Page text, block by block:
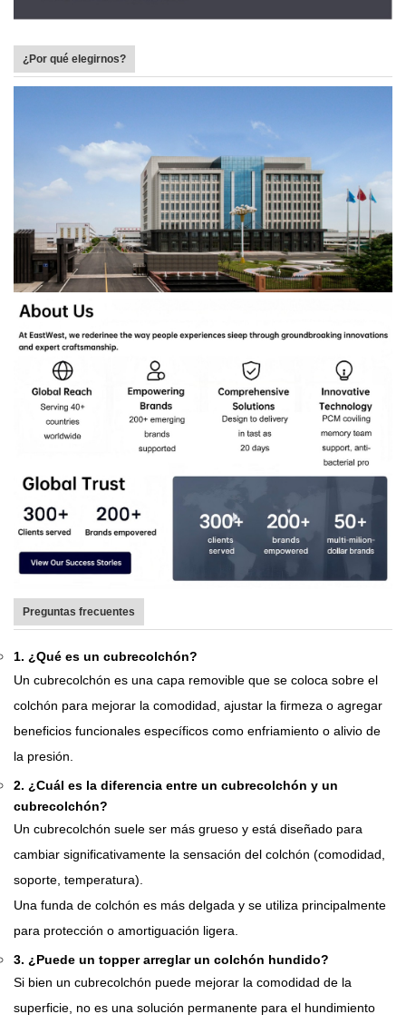
¿Por qué elegirnos?
Preguntas frecuentes
1. ¿Qué es un cubrecolchón?
Un cubrecolchón es una capa removible que se coloca sobre el
colchón para mejorar la comodidad, ajustar la firmeza o agregar
beneficios funcionales específicos como enfriamiento o alivio de
la presión.
2. ¿Cuál es la diferencia entre un cubrecolchón y un
cubrecolchón?
Un cubrecolchón suele ser más grueso y está diseñado para
cambiar significativamente la sensación del colchón (comodidad,
soporte, temperatura).
Una funda de colchón es más delgada y se utiliza principalmente
para protección o amortiguación ligera.
3. ¿Puede un topper arreglar un colchón hundido?
Si bien un cubrecolchón puede mejorar la comodidad de la
superficie, no es una solución permanente para el hundimiento